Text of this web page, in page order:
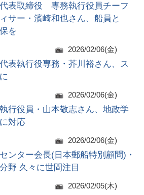
表取締役 専務執行役員チーフ
サー・濱崎和也さん、船員と
を
2026/02/06(金)
表執行役専務・芥川裕さん、ス
2026/02/06(金)
行役員・山本敬志さん、地政学
対応
2026/02/06(金)
ンター会長(日本郵船特別顧問)・
野 久々に世間注目
2026/02/05(木)